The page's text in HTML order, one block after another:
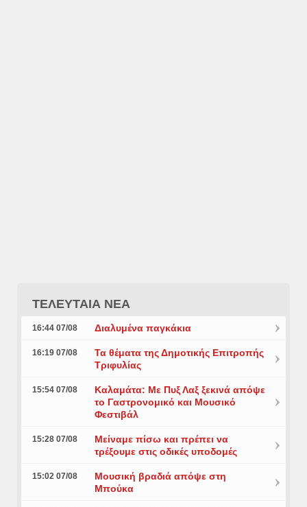
ΤΕΛΕΥΤΑΙΑ ΝΕΑ
16:44 07/08 Διαλυμένα παγκάκια
16:19 07/08
Τα θέματα της Δημοτικής Επιτροπής
Τριφυλίας
15:54 07/08
Καλαμάτα: Με Πυξ Λαξ ξεκινά απόψε
το Γαστρονομικό και Μουσικό
Φεστιβάλ
15:28 07/08
Μείναμε πίσω και πρέπει να
τρέξουμε στις οδικές υποδομές
15:02 07/08
Μουσική βραδιά απόψε στη
Μπούκα